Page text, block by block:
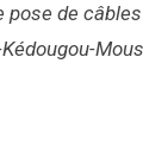
pose de